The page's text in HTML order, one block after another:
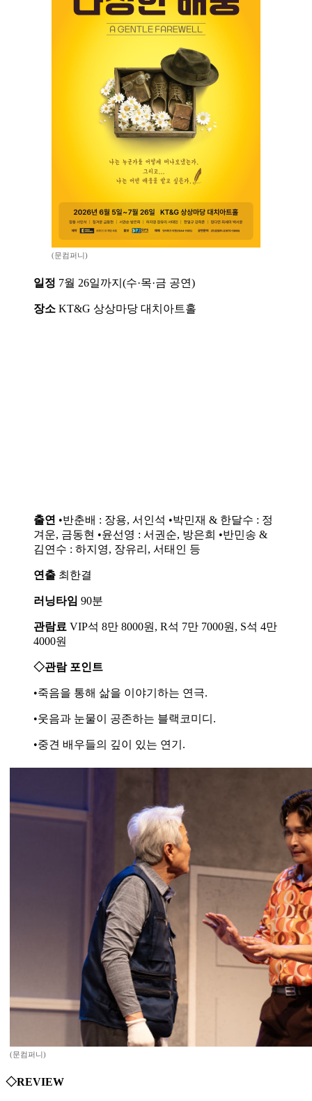
(문컴퍼니)
일정 7월 26일까지(수·목·금 공연)
장소 KT&G 상상마당 대치아트홀
출연 •반춘배 : 장용, 서인석 •박민재 & 한달수 : 정
겨운, 금동현 •윤선영 : 서권순, 방은희 •반민송 &
김연수 : 하지영, 장유리, 서태인 등
연출 최한결
러닝타임 90분
관람료 VIP석 8만 8000원, R석 7만 7000원, S석 4만
4000원
◇관람 포인트
•죽음을 통해 삶을 이야기하는 연극.
•웃음과 눈물이 공존하는 블랙코미디.
•중견 배우들의 깊이 있는 연기.
(문컴퍼니)
◇REVIEW